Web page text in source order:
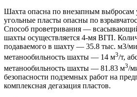
Шахта опасна по внезапным выбросам
угольные пласты опасны по
Способ проветривания —
шахты осуществляется 4-мя ВГП.
подаваемого в шахту — 35.8 тыс. м3/
метанообильность шахты — 14 м3/т,
метанообильность шахты — 81.83 м3/
безопасности подземных работ на
комплексная дегазация пластов.